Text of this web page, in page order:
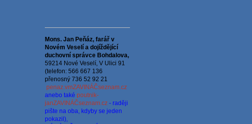
Mons. Jan Peňáz, farář v
Novém Veselí a dojíždějící
duchovní správceBohdalova,
59214 Nové Veselí, V Ulici 91
(telefon: 566 667 136
přenosný 736 52 92 21
penaz.vmZAVINÁČseznam.cz
anebo také poutnik-
janZAVINÁČseznam.cz- raději
pište na oba, kdyby se jeden
pokazil),